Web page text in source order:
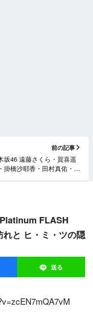
前の記事
坂46 遠藤さくら・賀喜遥
掛橋沙耶香・田村真佑・筒
と ヒ・ミ・ツの隠
送る